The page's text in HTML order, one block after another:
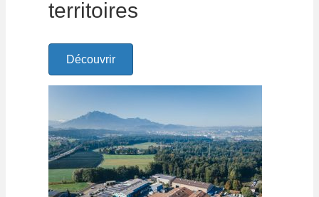
territoires
Découvrir